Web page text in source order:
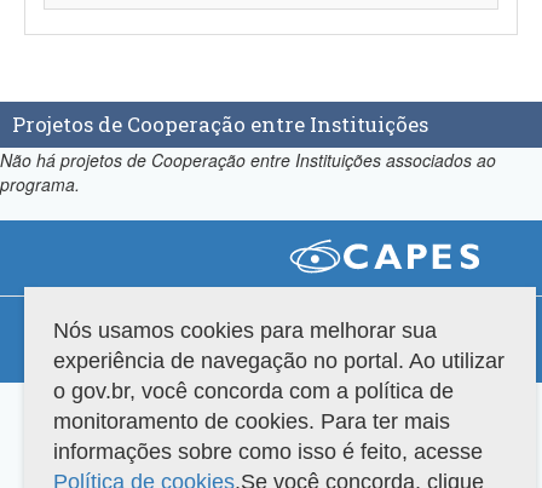
Projetos de Cooperação entre Instituições
Não há projetos de Cooperação entre Instituições associados ao
programa.
Versão do sistema: 3.88.9 Copyright 2022 Capes. Todos os direitos reservados.
Nós usamos cookies para melhorar sua
experiência de navegação no portal. Ao utilizar
o gov.br, você concorda com a política de
monitoramento de cookies. Para ter mais
informações sobre como isso é feito, acesse
Política de cookies.Se você concorda, clique